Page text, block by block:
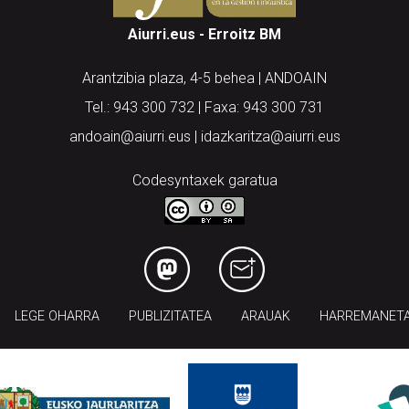
Aiurri.eus - Erroitz BM
Arantzibia plaza, 4-5 behea | ANDOAIN
Tel.: 943 300 732 | Faxa: 943 300 731
andoain@aiurri.eus | idazkaritza@aiurri.eus
Codesyntaxek garatua
LEGE OHARRA PUBLIZITATEA ARAUAK